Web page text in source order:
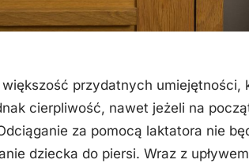
większość przydatnych
cierpliwość, nawet jeżeli na
za pomocą laktatora nie
dziecka do piersi. Wraz z